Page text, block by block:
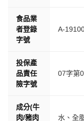
食品業
者登錄
字號
A-
投保產
品責任
險字號
07字第
成分(牛
肉/豬肉
水、全